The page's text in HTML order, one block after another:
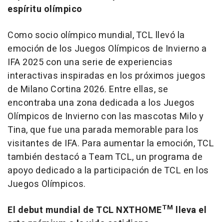
espíritu olímpico
Como socio olímpico mundial, TCL llevó la
emoción de los Juegos Olímpicos de Invierno a
IFA 2025 con una serie de experiencias
interactivas inspiradas en los próximos juegos
de Milano Cortina 2026. Entre ellas, se
encontraba una zona dedicada a los Juegos
Olímpicos de Invierno con las mascotas Milo y
Tina, que fue una parada memorable para los
visitantes de IFA. Para aumentar la emoción, TCL
también destacó a Team TCL, un programa de
apoyo dedicado a la participación de TCL en los
Juegos Olímpicos.
El debut mundial de TCL NXTHOMETM lleva el